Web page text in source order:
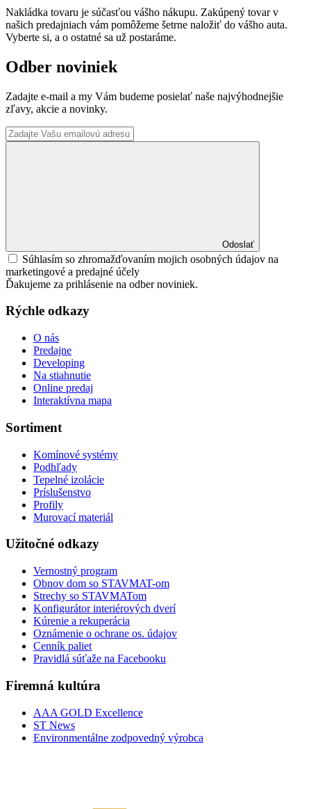
Nakládka tovaru je súčasťou vášho nákupu. Zakúpený tovar v
našich predajniach vám pomôžeme šetrne naložiť do vášho auta.
Vyberte si, a o ostatné sa už postaráme.
Odber noviniek
Zadajte e-mail a my Vám budeme posielať naše najvýhodnejšie
zľavy, akcie a novinky.
Odoslať
Súhlasím so zhromažďovaním mojich osobných údajov na
marketingové a predajné účely
Ďakujeme za prihlásenie na odber noviniek.
Rýchle odkazy
O nás
Predajne
Developing
Na stiahnutie
Online predaj
Interaktívna mapa
Sortiment
Komínové systémy
Podhľady
Tepelné izolácie
Príslušenstvo
Profily
Murovací materiál
Užitočné odkazy
Vernostný program
Obnov dom so STAVMAT-om
Strechy so STAVMATom
Konfigurátor interiérových dverí
Kúrenie a rekuperácia
Oznámenie o ochrane os. údajov
Cenník paliet
Pravidlá súťaže na Facebooku
Firemná kultúra
AAA GOLD Excellence
ST News
Environmentálne zodpovedný výrobca